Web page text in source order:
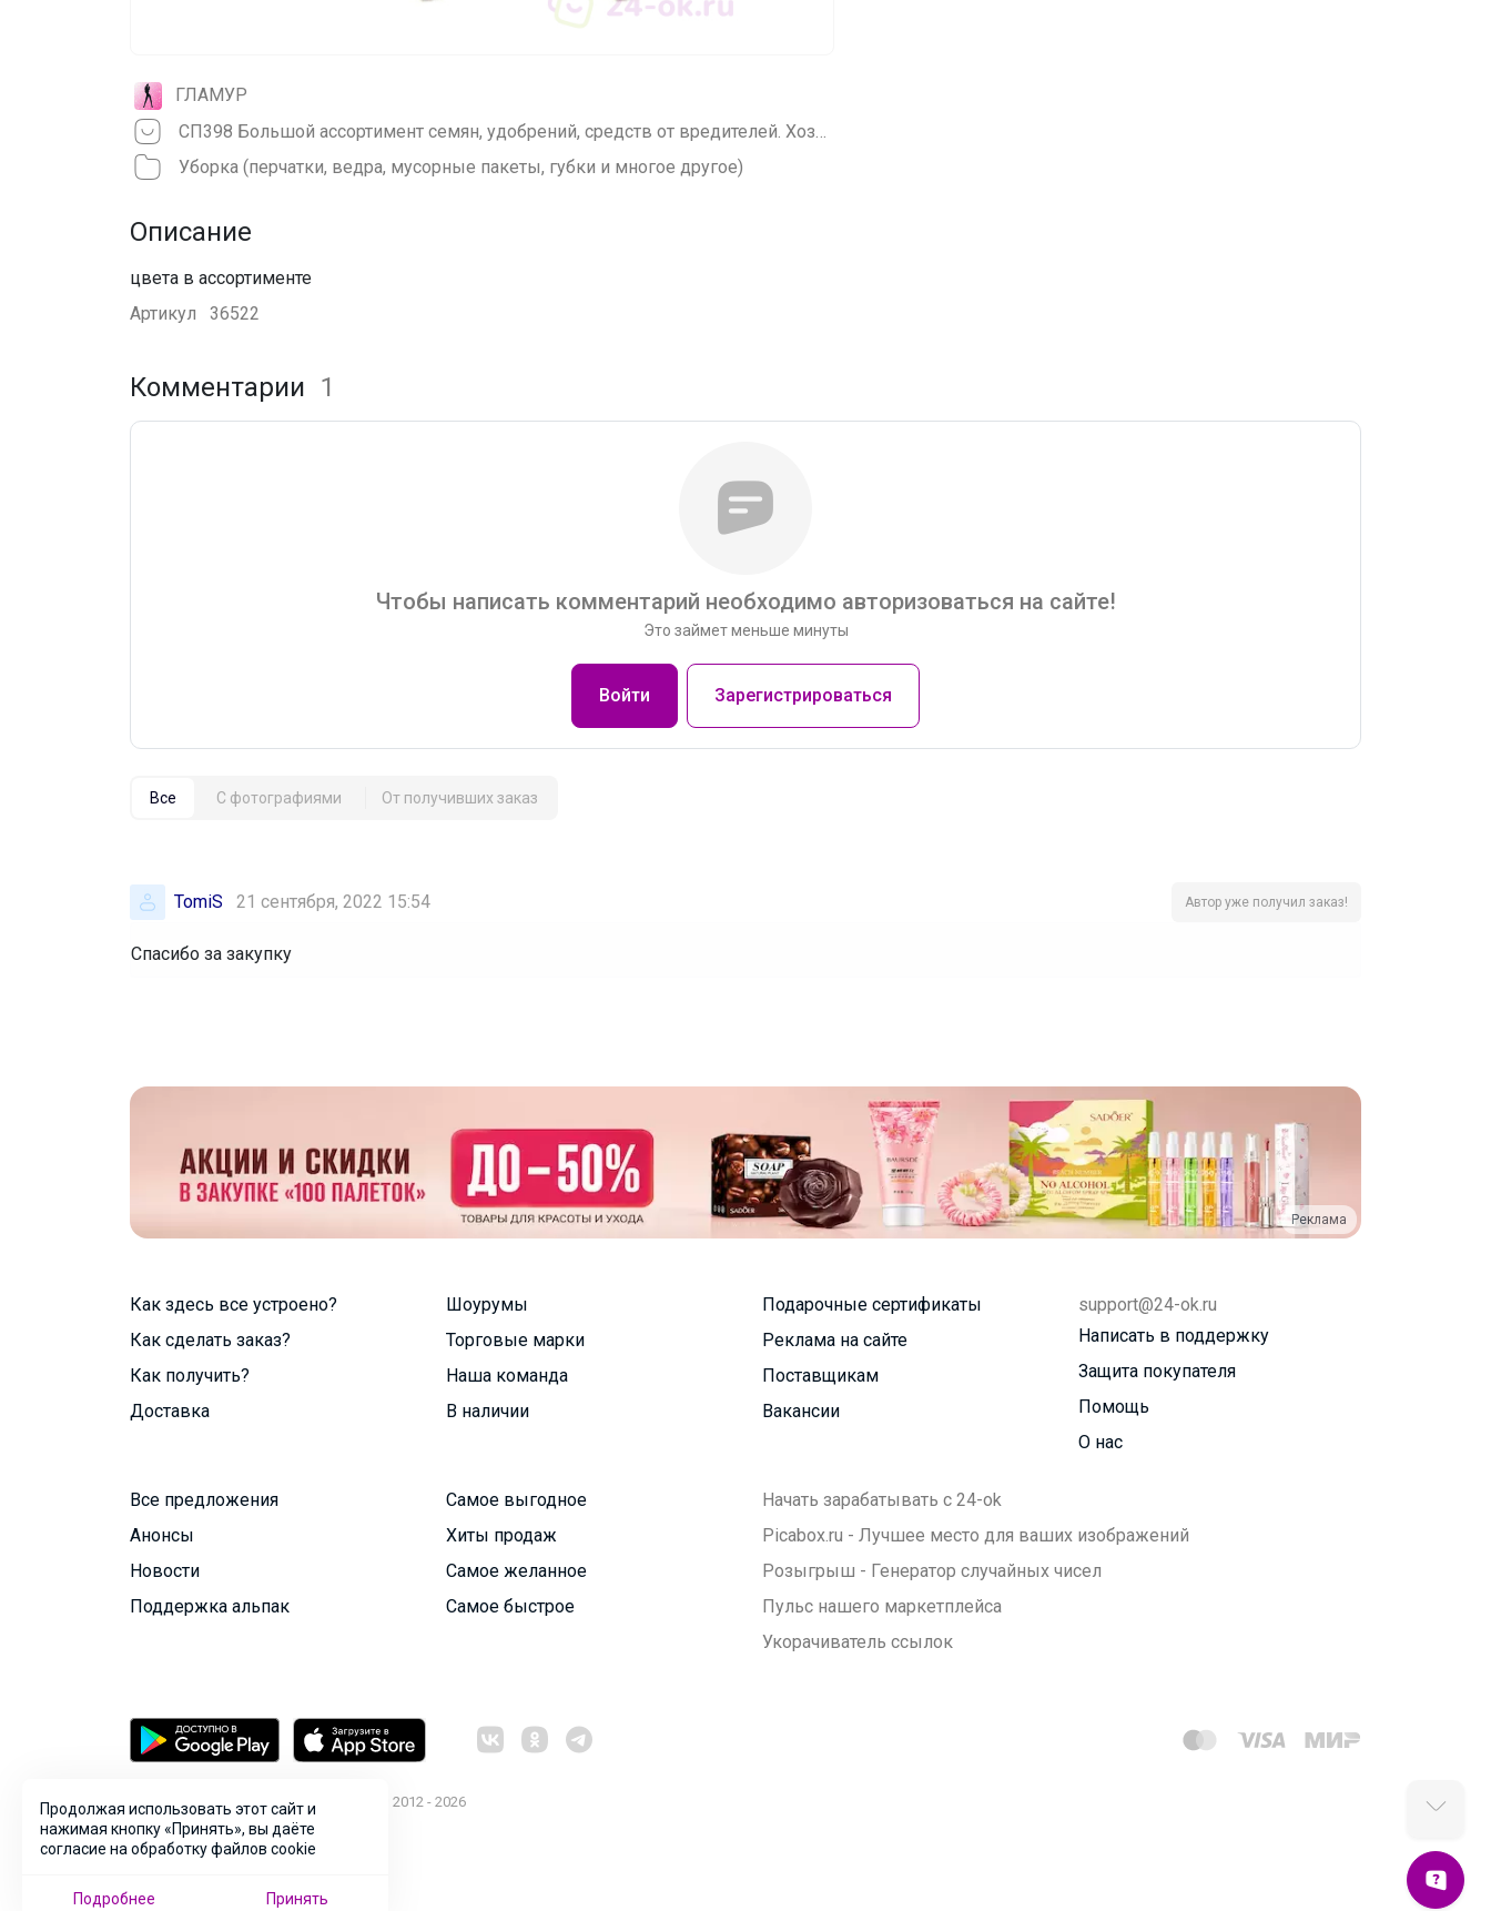
ГЛАМУР
СП398 Большой ассортимент семян, удобрений, средств от вредителей. Хозяйственный и садовый рай. Много нужного и полезного.
Уборка (перчатки, ведра, мусорные пакеты, губки и многое другое)
Описание
цвета в ассортименте
Артикул
36522
Комментарии 1
Чтобы написать комментарий необходимо авторизоваться на сайте!
Это займет меньше минуты
Войти Зарегистрироваться
Все С фотографиями От получивших заказ
TomiS 21 сентября, 2022 15:54 Автор уже получил заказ!
Спасибо за закупку
Реклама
Как здесь все устроено?
Как сделать заказ?
Как получить?
Доставка
Шоурумы
Торговые марки
Наша команда
В наличии
Подарочные сертификаты
Реклама на сайте
Поставщикам
Вакансии
support@24-ok.ru
Написать в поддержку
Защита покупателя
Помощь
О нас
Все предложения
Анонсы
Новости
Поддержка альпак
Самое выгодное
Хиты продаж
Самое желанное
Самое быстрое
Начать зарабатывать с 24-ok
Picabox.ru - Лучшее место для ваших изображений
Розыгрыш - Генератор случайных чисел
Пульс нашего маркетплейса
Укорачиватель ссылок
© ООО "Лявита", ОГРН 1122468054070, 2012 - 2026
Политика конфиденциальности
Cоглашение пользователя
Продолжая использовать этот сайт и
нажимая кнопку «Принять», вы даёте
согласие на обработку файлов cookie
Подробнее Принять